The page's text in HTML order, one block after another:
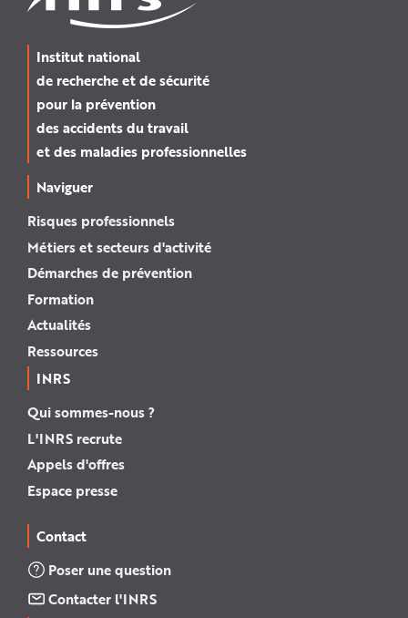
Institut national
de recherche et de sécurité
pour la prévention
des accidents du travail
et des maladies professionnelles
Naviguer
Risques professionnels
Métiers et secteurs d'activité
Démarches de prévention
Formation
Actualités
Ressources
INRS
Qui sommes-nous ?
L'INRS recrute
Appels d'offres
Espace presse
Contact
Poser une question
Contacter l'INRS